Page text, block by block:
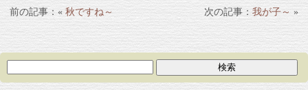
« 秋ですね～ 我が子～ »